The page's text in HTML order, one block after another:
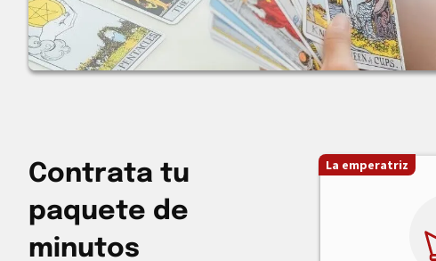
Contrata tu
paquete de
minutos
La emperatriz